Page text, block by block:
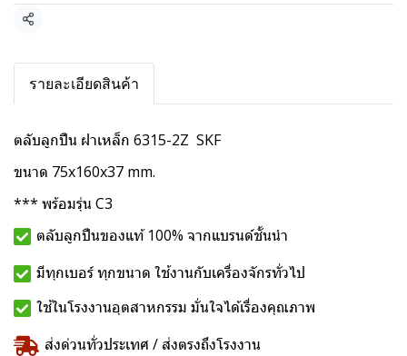
แชร์
รายละเอียดสินค้า
ตลับลูกปืน ฝาเหล็ก 6315-2Z SKF
ขนาด 75x160x37 mm.
*** พร้อมรุ่น C3
ตลับลูกปืนของแท้ 100% จากแบรนด์ชั้นนำ
มีทุกเบอร์ ทุกขนาด ใช้งานกับเครื่องจักรทั่วไป
ใช้ในโรงงานอุตสาหกรรม มั่นใจได้เรื่องคุณภาพ
ส่งด่วนทั่วประเทศ / ส่งตรงถึงโรงงาน